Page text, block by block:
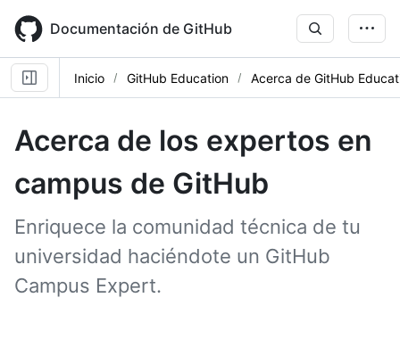
main
content
Documentación de GitHub
Inicio GitHub Education Acerca de GitHub
Acerca de los expertos en
campus de GitHub
Enriquece la comunidad técnica de tu
universidad haciéndote un GitHub
Campus Expert.